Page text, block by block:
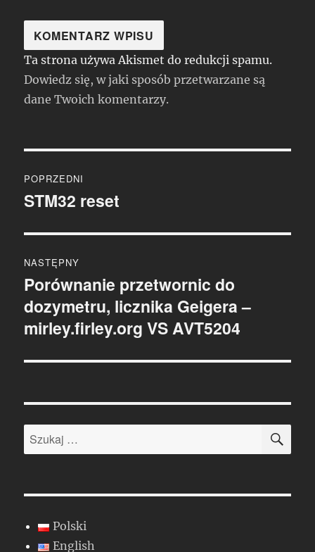
Ta strona używa Akismet do redukcji spamu.
Dowiedz się, w jaki sposób przetwarzane są
dane Twoich komentarzy.
wpisu
POPRZEDNI
Poprzedni
STM32 reset
NASTĘPNY
Następny
wpis:
Porównanie przetwornic do
dozymetru, licznika Geigera –
mirley.firley.org VS AVT5204
Szukaj:
Polski
English